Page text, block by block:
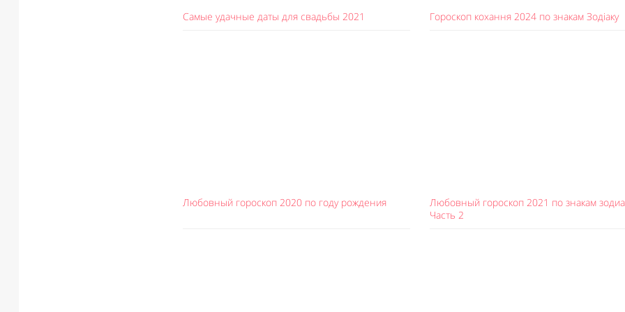
Самые удачные даты для свадьбы 2021 Гороскоп кохання 2024 по знакам Зодіаку
Любовный гороскоп 2020 по году рождения
Любовный гороскоп 2021 по знакам
Часть 2